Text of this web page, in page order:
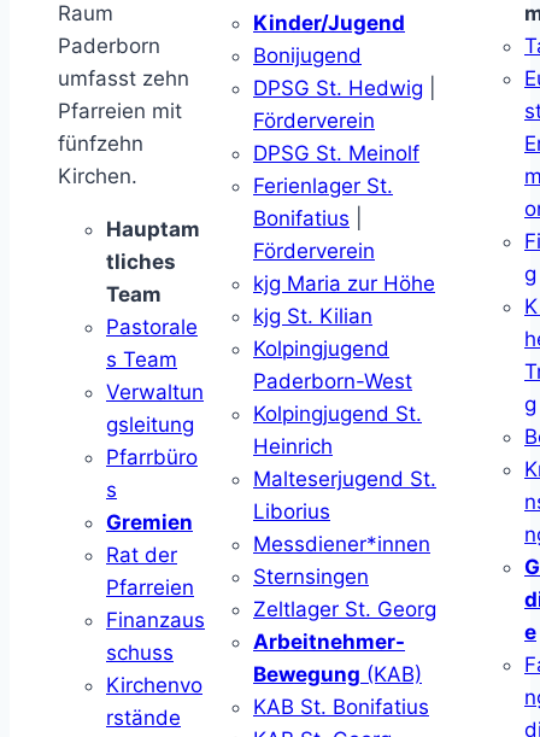
Raum
Paderborn
umfasst zehn
Pfarreien mit
fünfzehn
Kirchen.
Hauptam
tliches
Team
Pastorale
s Team
Verwaltun
gsleitung
Pfarrbüro
s
Gremien
Rat der
Pfarreien
Finanzaus
schuss
Kirchenvo
rstände
Kinder/Jugend
Bonijugend
DPSG St. Hedwig
Förderverein
DPSG St. Meinolf
Ferienlager St.
Bonifatius
Förderverein
kjg Maria zur Höhe
kjg St. Kilian
Kolpingjugend
Paderborn-West
Kolpingjugend St.
Heinrich
Malteserjugend St.
Liborius
Messdiener*innen
Sternsingen
Zeltlager St. Georg
Arbeitnehmer-
Bewegung (KAB)
KAB St. Bonifatius
g
g
e